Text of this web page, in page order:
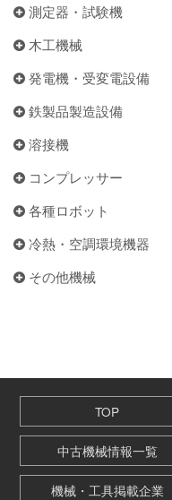
測定器・試験機
木工機械
発電機・受変電設備
鉄製品製造設備
溶接機
コンプレッサー
各種ロボット
冷熱・空調環境機器
その他機械
TOP
中古機械情報一覧
機械・工具掲載企業